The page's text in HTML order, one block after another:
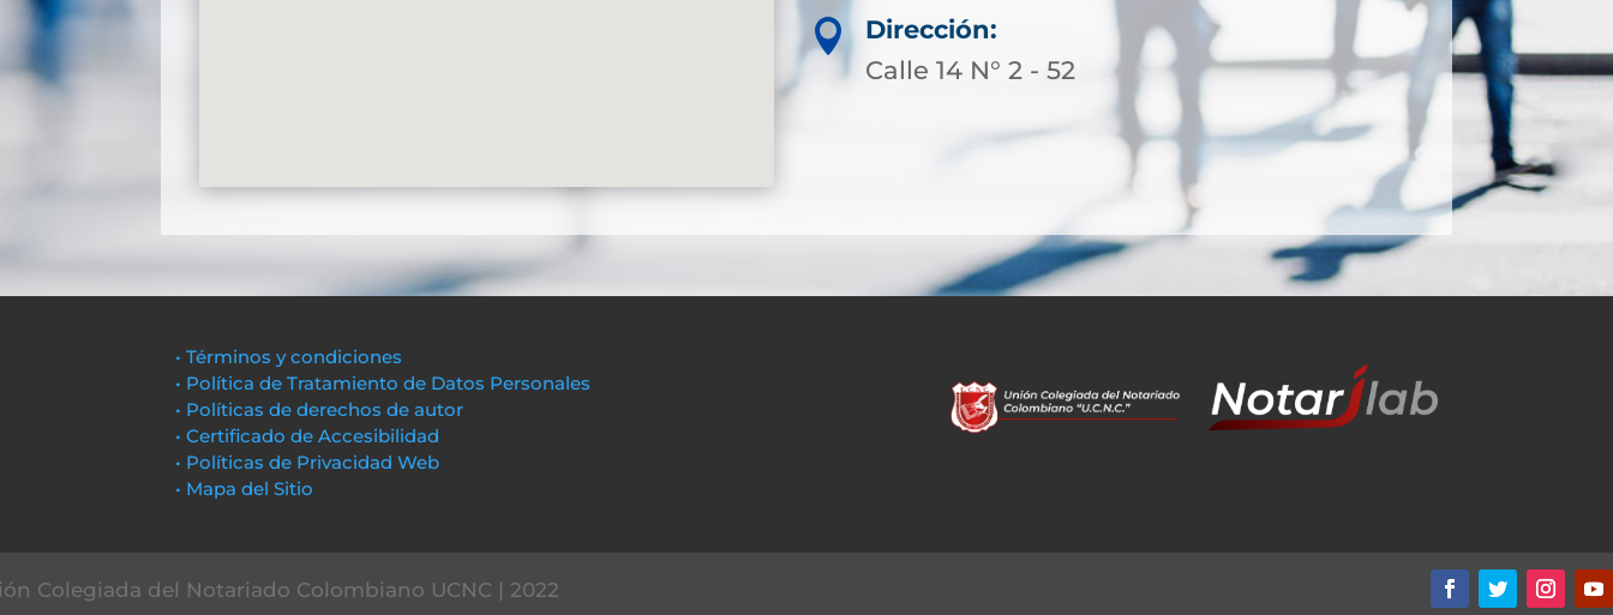

Dirección:
Calle 14 N° 2 - 52
• Términos y condiciones
• Política de Tratamiento de Datos Personales
• Políticas de derechos de autor
• Certificado de Accesibilidad
• Políticas de Privacidad Web
• Mapa del Sitio
Colegiada del Notariado Colombiano UCNC | 2022